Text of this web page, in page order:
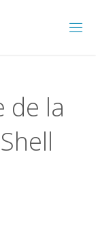
de la